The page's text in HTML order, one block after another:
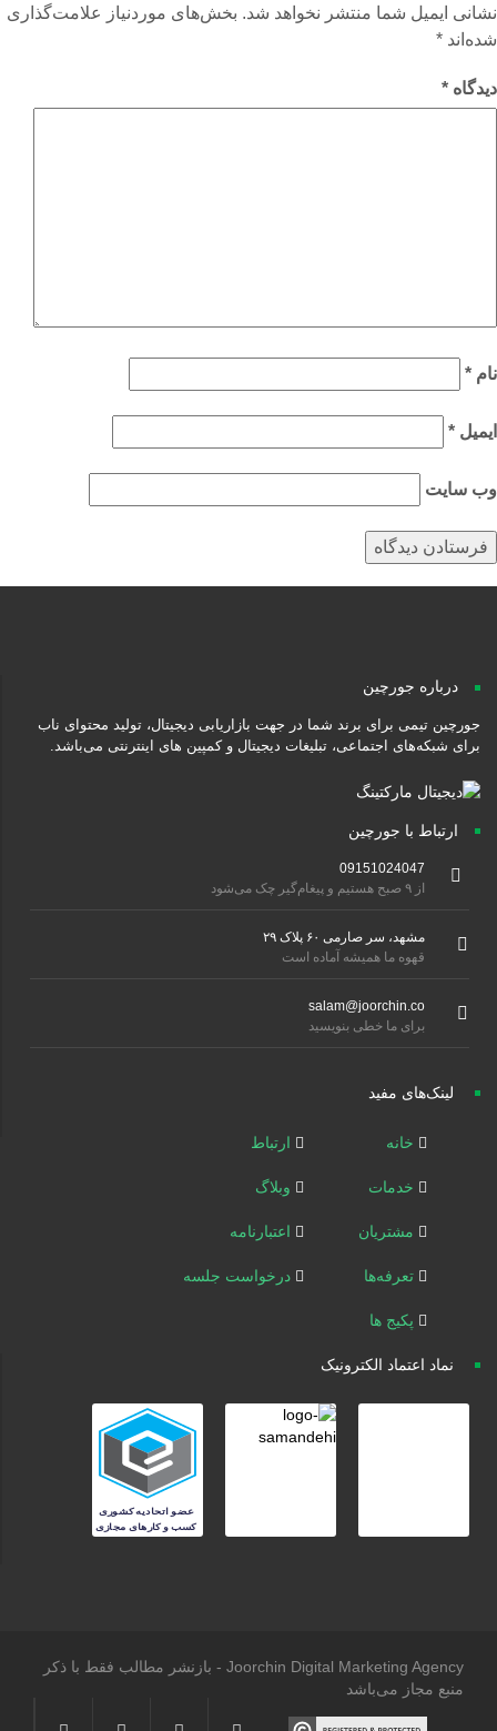
ایمیل شما منتشر نخواهد شد. بخش‌های موردنیاز علامت‌گذاری
*
*
*
*
سایت
درباره جورچین
جورچین تیمی برای برند شما در جهت بازاریابی دیجیتال، تولید محتوای ناب
برای شبکه‌های اجتماعی، تبلیغات دیجیتال و کمپین های اینترنتی می‌باشد.
ارتباط با جورچین
09151024047
مشهد، سر صارمی ۶۰ پلاک ۲۹
قهوه ما همیشه آماده است
salam@joorchin.co
برای ما خطی بنویسید
لینک‌های مفید
خانه
خدمات
مشتریان
تعرفه‌ها
پکیج ها
ارتباط
وبلاگ
اعتبارنامه
درخواست جلسه
نماد اعتماد الکترونیک
Joorchin Digital Marketing Agency - بازنشر مطالب فقط با ذکر
منبع مجاز می‌باشد